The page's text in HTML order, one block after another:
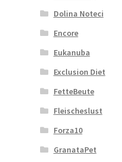
Dolina Noteci
Encore
Eukanuba
Exclusion Diet
FetteBeute
Fleischeslust
Forza10
GranataPet